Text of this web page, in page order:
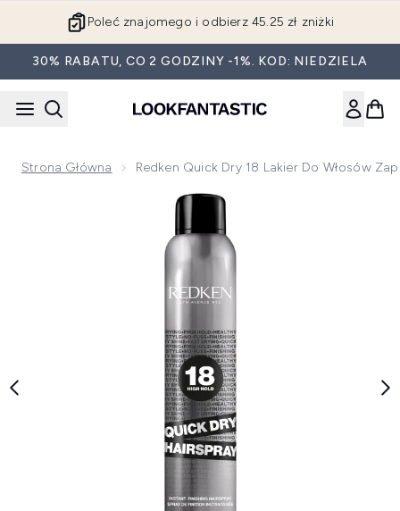
Poleć znajomego i odbierz 45.25 zł zniżki
30% RABATU, CO 2 GODZINY -1%. KOD: NIEDZIELA
Strona Główna Redken Quick Dry 18 Lakier Do Włosów
Now showing image 1 Redken Quick Dry 18 lakier do